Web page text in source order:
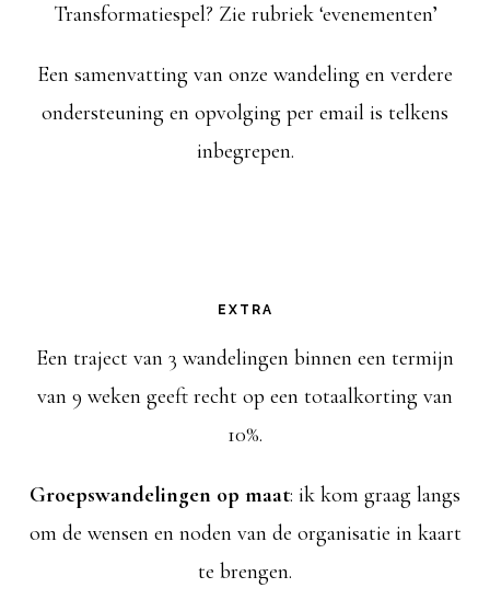
Transformatiespel? Zie rubriek ‘evenementen’
Een samenvatting van onze wandeling en verdere
ondersteuning en opvolging per email is telkens
inbegrepen.
EXTRA
Een traject van 3 wandelingen binnen een termijn
van 9 weken geeft recht op een totaalkorting van
10%.
Groepswandelingen op maat: ik kom graag langs
om de wensen en noden van de organisatie in kaart
te brengen.